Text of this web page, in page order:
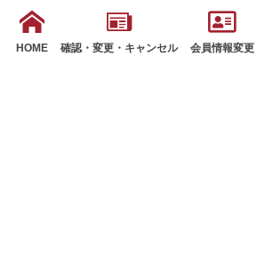
HOME 確認・変更・キャンセル 会員情報変更